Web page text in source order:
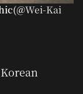
Wei-Kai